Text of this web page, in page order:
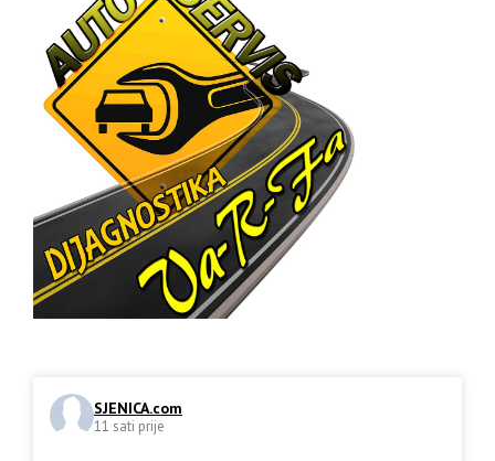
SJENICA.com
11 sati prije